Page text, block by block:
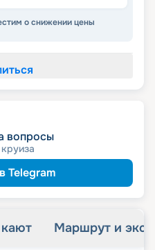
о снижении цены
вопросы
Telegram
Маршрут и